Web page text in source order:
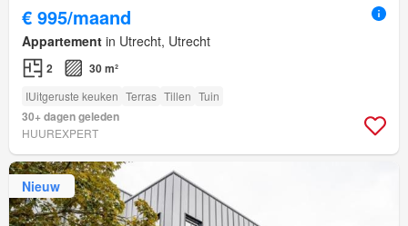
€ 995/maand
Appartement in Utrecht, Utrecht
2 30 m²
IUitgeruste keuken Terras Tillen Tuin
30+ dagen geleden
HUUREXPERT
Nieuw